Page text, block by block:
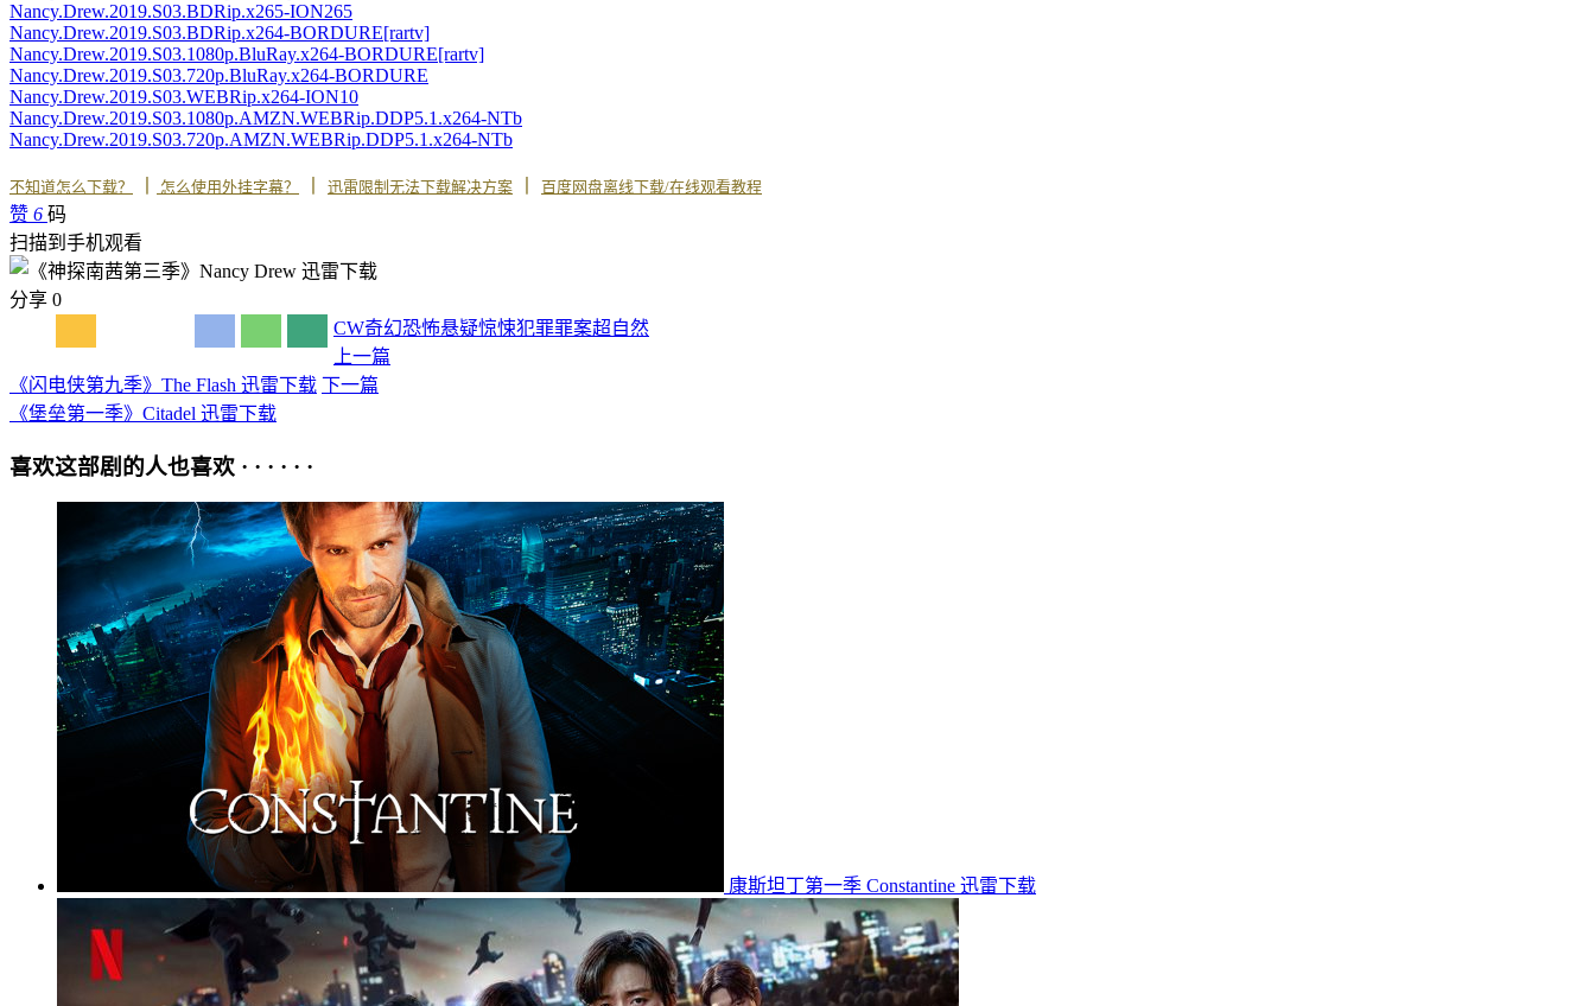
Nancy.Drew.2019.S03.BDRip.x265-ION265
Nancy.Drew.2019.S03.BDRip.x264-BORDURE[rartv]
Nancy.Drew.2019.S03.1080p.BluRay.x264-BORDURE[rartv]
Nancy.Drew.2019.S03.720p.BluRay.x264-BORDURE
Nancy.Drew.2019.S03.WEBRip.x264-ION10
Nancy.Drew.2019.S03.1080p.AMZN.WEBRip.DDP5.1.x264-NTb
Nancy.Drew.2019.S03.720p.AMZN.WEBRip.DDP5.1.x264-NTb
不知道怎么下载？ 怎么使用外挂字幕？ 迅雷限制无法下载解决方案 百度网盘离线下载/在线观看教程
赞 6 码
扫描到手机观看
分享 0
CW奇幻恐怖悬疑惊悚犯罪罪案超自然
上一篇
《闪电侠第九季》The Flash 迅雷下载 下一篇
《堡垒第一季》Citadel 迅雷下载
喜欢这部剧的人也喜欢 · · · · · ·
康斯坦丁第一季 Constantine 迅雷下载